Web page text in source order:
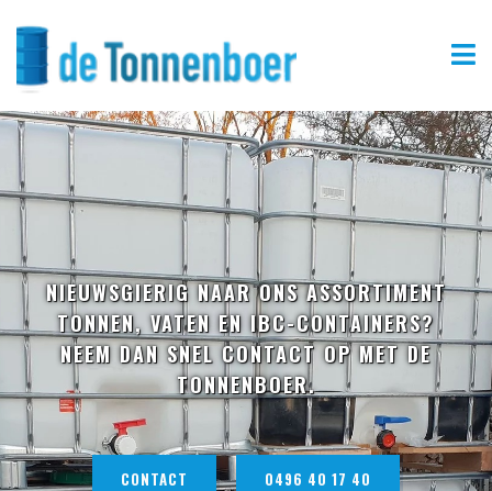
NIEUWSGIERIG NAAR ONS ASSORTIMENT
TONNEN, VATEN EN IBC-CONTAINERS?
NEEM DAN SNEL CONTACT OP MET DE
TONNENBOER.
CONTACT 0496 40 17 40